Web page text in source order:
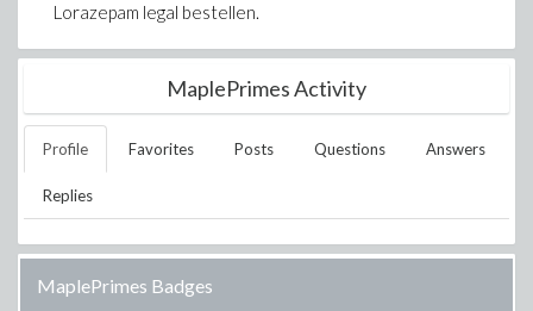
Lorazepam legal bestellen.
MaplePrimes Activity
Profile Favorites Posts Questions Answers
Replies
MaplePrimes Badges